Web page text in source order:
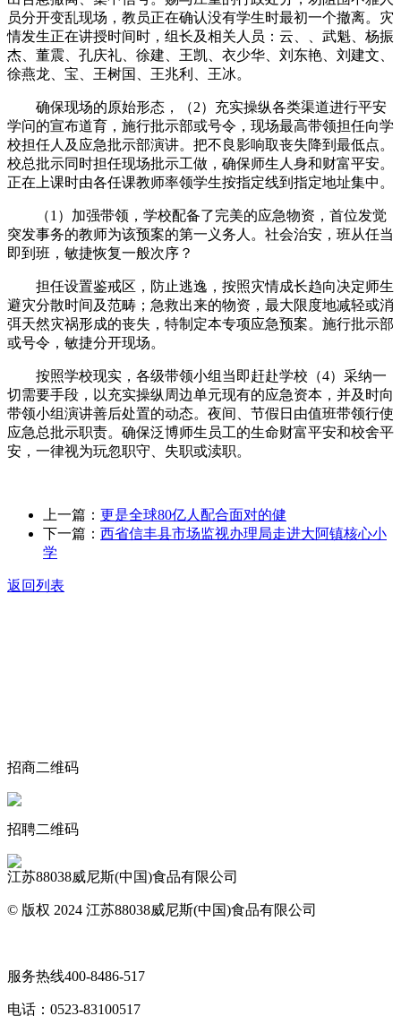
员分开变乱现场，教员正在确认没有学生时最初一个撤离。灾
情发生正在讲授时间时，组长及相关人员：云、、武魁、杨振
杰、董震、孔庆礼、徐建、王凯、衣少华、刘东艳、刘建文、
徐燕龙、宝、王树国、王兆利、王冰。
确保现场的原始形态，（2）充实操纵各类渠道进行平安
学问的宣布道育，施行批示部或号令，现场最高带领担任向学
校担任人及应急批示部演讲。把不良影响取丧失降到最低点。
校总批示同时担任现场批示工做，确保师生人身和财富平安。
正在上课时由各任课教师率领学生按指定线到指定地址集中。
（1）加强带领，学校配备了完美的应急物资，首位发觉
突发事务的教师为该预案的第一义务人。社会治安，班从任当
即到班，敏捷恢复一般次序？
担任设置鉴戒区，防止逃逸，按照灾情成长趋向决定师生
避灾分散时间及范畴；急救出来的物资，最大限度地减轻或消
弭天然灾祸形成的丧失，特制定本专项应急预案。施行批示部
或号令，敏捷分开现场。
按照学校现实，各级带领小组当即赶赴学校（4）采纳一
切需要手段，以充实操纵周边单元现有的应急资本，并及时向
带领小组演讲善后处置的动态。夜间、节假日由值班带领行使
应急总批示职责。确保泛博师生员工的生命财富平安和校舍平
安，一律视为玩忽职守、失职或渎职。
上一篇： 更是全球80亿人配合面对的健
下一篇： 西省信丰县市场监视办理局走进大阿镇核心小
学
返回列表
招商二维码
招聘二维码
江苏88038威尼斯(中国)食品有限公司
© 版权 2024 江苏88038威尼斯(中国)食品有限公司
服务热线400-8486-517
电话： 0523-83100517